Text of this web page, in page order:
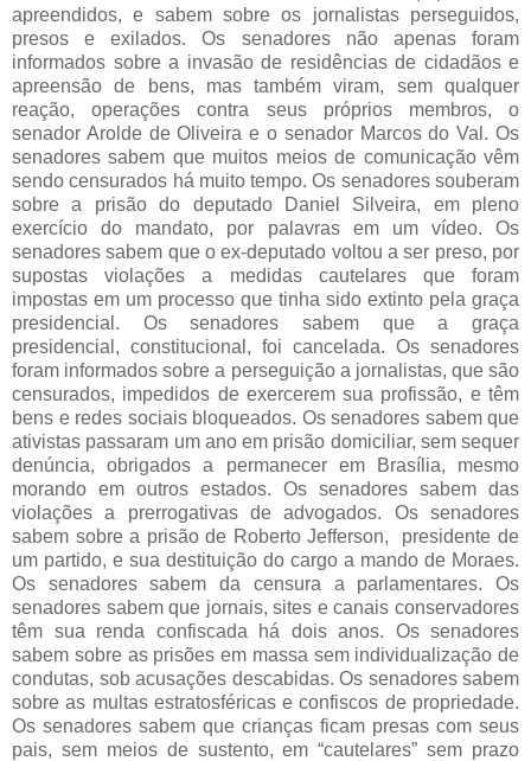
apreendidos, e sabem sobre os jornalistas perseguidos,
presos e exilados. Os senadores não apenas foram
informados sobre a invasão de residências de cidadãos e
apreensão de bens, mas também viram, sem qualquer
reação, operações contra seus próprios membros, o
senador Arolde de Oliveira e o senador Marcos do Val. Os
senadores sabem que muitos meios de comunicação vêm
sendo censurados há muito tempo. Os senadores souberam
sobre a prisão do deputado Daniel Silveira, em pleno
exercício do mandato, por palavras em um vídeo. Os
senadores sabem que o ex-deputado voltou a ser preso, por
supostas violações a medidas cautelares que foram
impostas em um processo que tinha sido extinto pela graça
presidencial. Os senadores sabem que a graça
presidencial, constitucional, foi cancelada. Os senadores
foram informados sobre a perseguição a jornalistas, que são
censurados, impedidos de exercerem sua profissão, e têm
bens e redes sociais bloqueados. Os senadores sabem que
ativistas passaram um ano em prisão domiciliar, sem sequer
denúncia, obrigados a permanecer em Brasília, mesmo
morando em outros estados. Os senadores sabem das
violações a prerrogativas de advogados. Os senadores
sabem sobre a prisão de Roberto Jefferson, presidente de
um partido, e sua destituição do cargo a mando de Moraes.
Os senadores sabem da censura a parlamentares. Os
senadores sabem que jornais, sites e canais conservadores
têm sua renda confiscada há dois anos. Os senadores
sabem sobre as prisões em massa sem individualização de
condutas, sob acusações descabidas. Os senadores sabem
sobre as multas estratosféricas e confiscos de propriedade.
Os senadores sabem que crianças ficam presas com seus
pais, sem meios de sustento, em “cautelares” sem prazo